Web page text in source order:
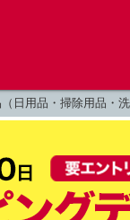
（日用品・掃除用品・洗